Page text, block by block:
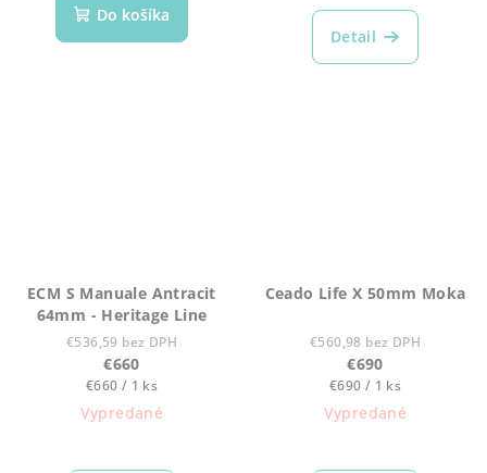
Do košíka
Detail
ECM S Manuale Antracit
64mm - Heritage Line
€536,59 bez DPH
€660
Jednotková
cena:
€660 / 1 ks
Vypredané
Ceado Life X 50mm Moka
€560,98 bez DPH
€690
Jednotková
cena:
€690 / 1 ks
Vypredané